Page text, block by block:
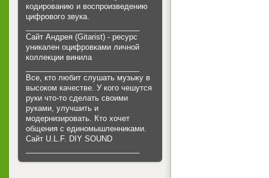
кодированию и воспроизведению
цифрового звука.
Сайт Андрея (Gitarist) - ресурс
уникален оцифровками личной
коллекции винила
Все, кто любит слушать музыку в
высоком качестве. У кого чешутся
руки что-то сделать своими
руками, улучшить и
модернизировать. Кто хочет
общения с единомышленниками.
Cайт U.L.F. DIY SOUND